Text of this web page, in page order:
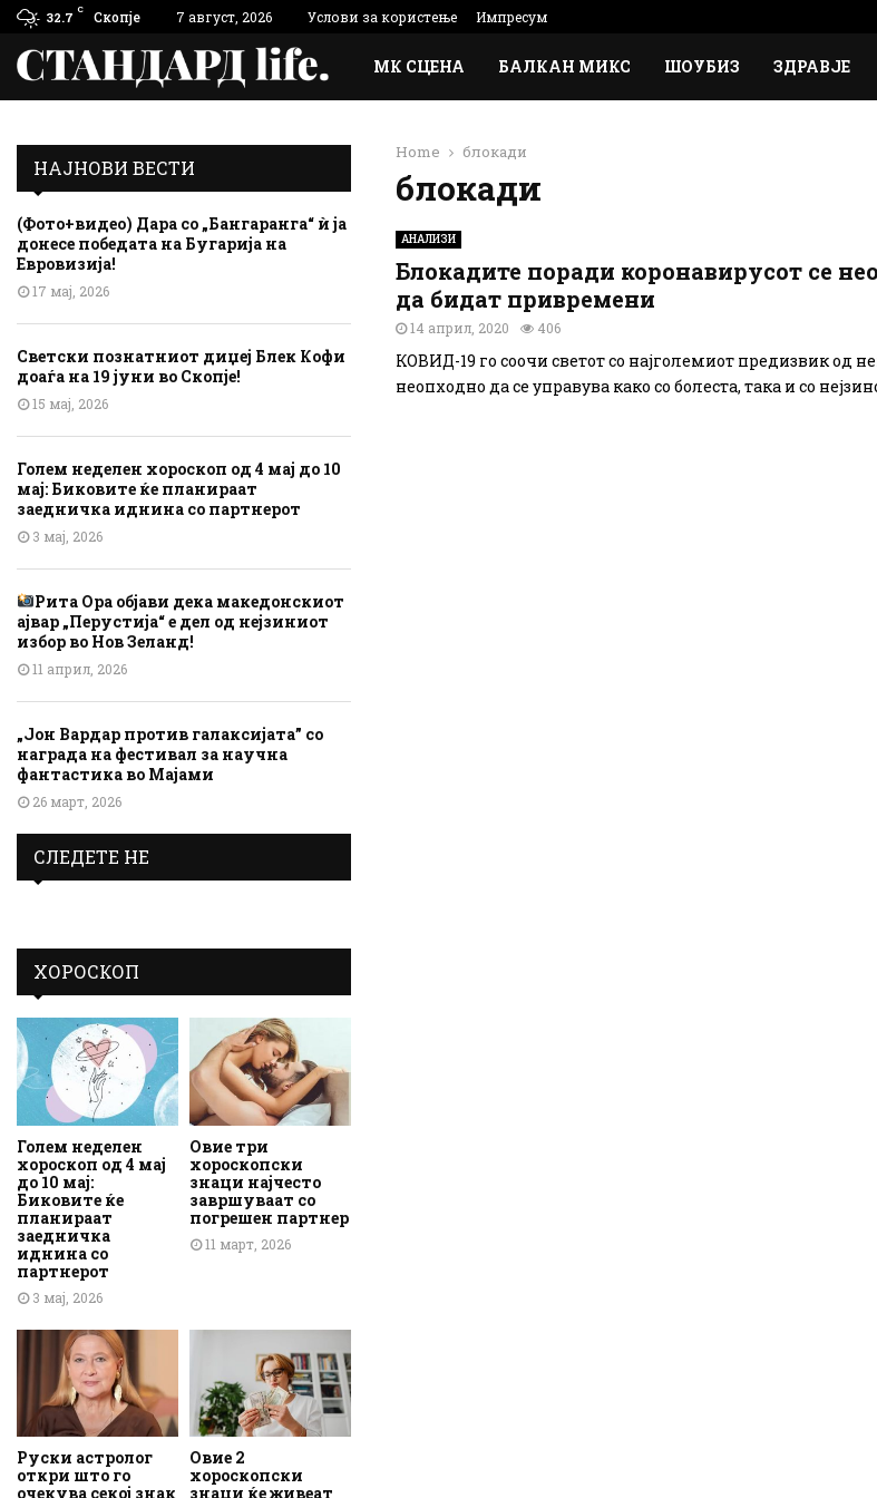
32.7 C Скопје 7 август, 2026 Услови за користење Импресум
МК СЦЕНА БАЛКАН МИКС ШОУБИЗ ЗДРАВЈЕ
Home блокади
блокади
АНАЛИЗИ
Блокадите поради коронавирусот се
да бидат привремени
14 април, 2020 406
КОВИД-19 го соочи светот со најголемиот предизвик од
неопходно да се управува како со болеста, така и со
НАЈНОВИ ВЕСТИ
(Фото+видео) Дара со „Бангаранга“ ѝ ја
донесе победата на Бугарија на
Евровизија!
17 мај, 2026
Светски познатниот диџеј Блек Кофи
доаѓа на 19 јуни во Скопје!
15 мај, 2026
Голем неделен хороскоп од 4 мај до 10
мај: Биковите ќе планираат
заедничка иднина со партнерот
3 мај, 2026
Рита Ора објави дека македонскиот
ајвар „Перустија“ е дел од нејзиниот
избор во Нов Зеланд!
11 април, 2026
„Јон Вардар против галаксијата” со
награда на фестивал за научна
фантастика во Мајами
26 март, 2026
СЛЕДЕТЕ НЕ
ХОРОСКОП
Голем неделен
хороскоп од 4 мај
до 10 мај:
Биковите ќе
планираат
заедничка
иднина со
партнерот
3 мај, 2026
Овие три
хороскопски
знаци најчесто
завршуваат со
погрешен партнер
11 март, 2026
Руски астролог
откри што го
очекува секој знак
Овие 2
хороскопски
знаци ќе живеат